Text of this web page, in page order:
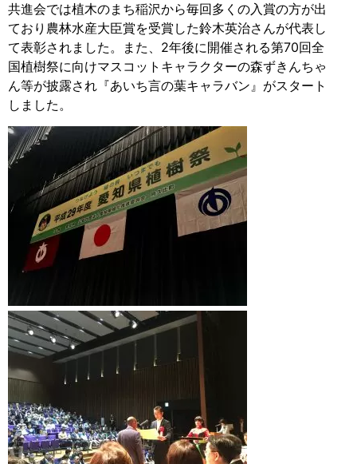
共進会では植木のまち稲沢から毎回多くの入賞の方が出
ており農林水産大臣賞を受賞した鈴木英治さんが代表し
て表彰されました。また、2年後に開催される第70回全
国植樹祭に向けマスコットキャラクターの森ずきんちゃ
ん等が披露され『あいち言の葉キャラバン』がスタート
しました。